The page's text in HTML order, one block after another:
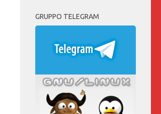
GRUPPO TELEGRAM